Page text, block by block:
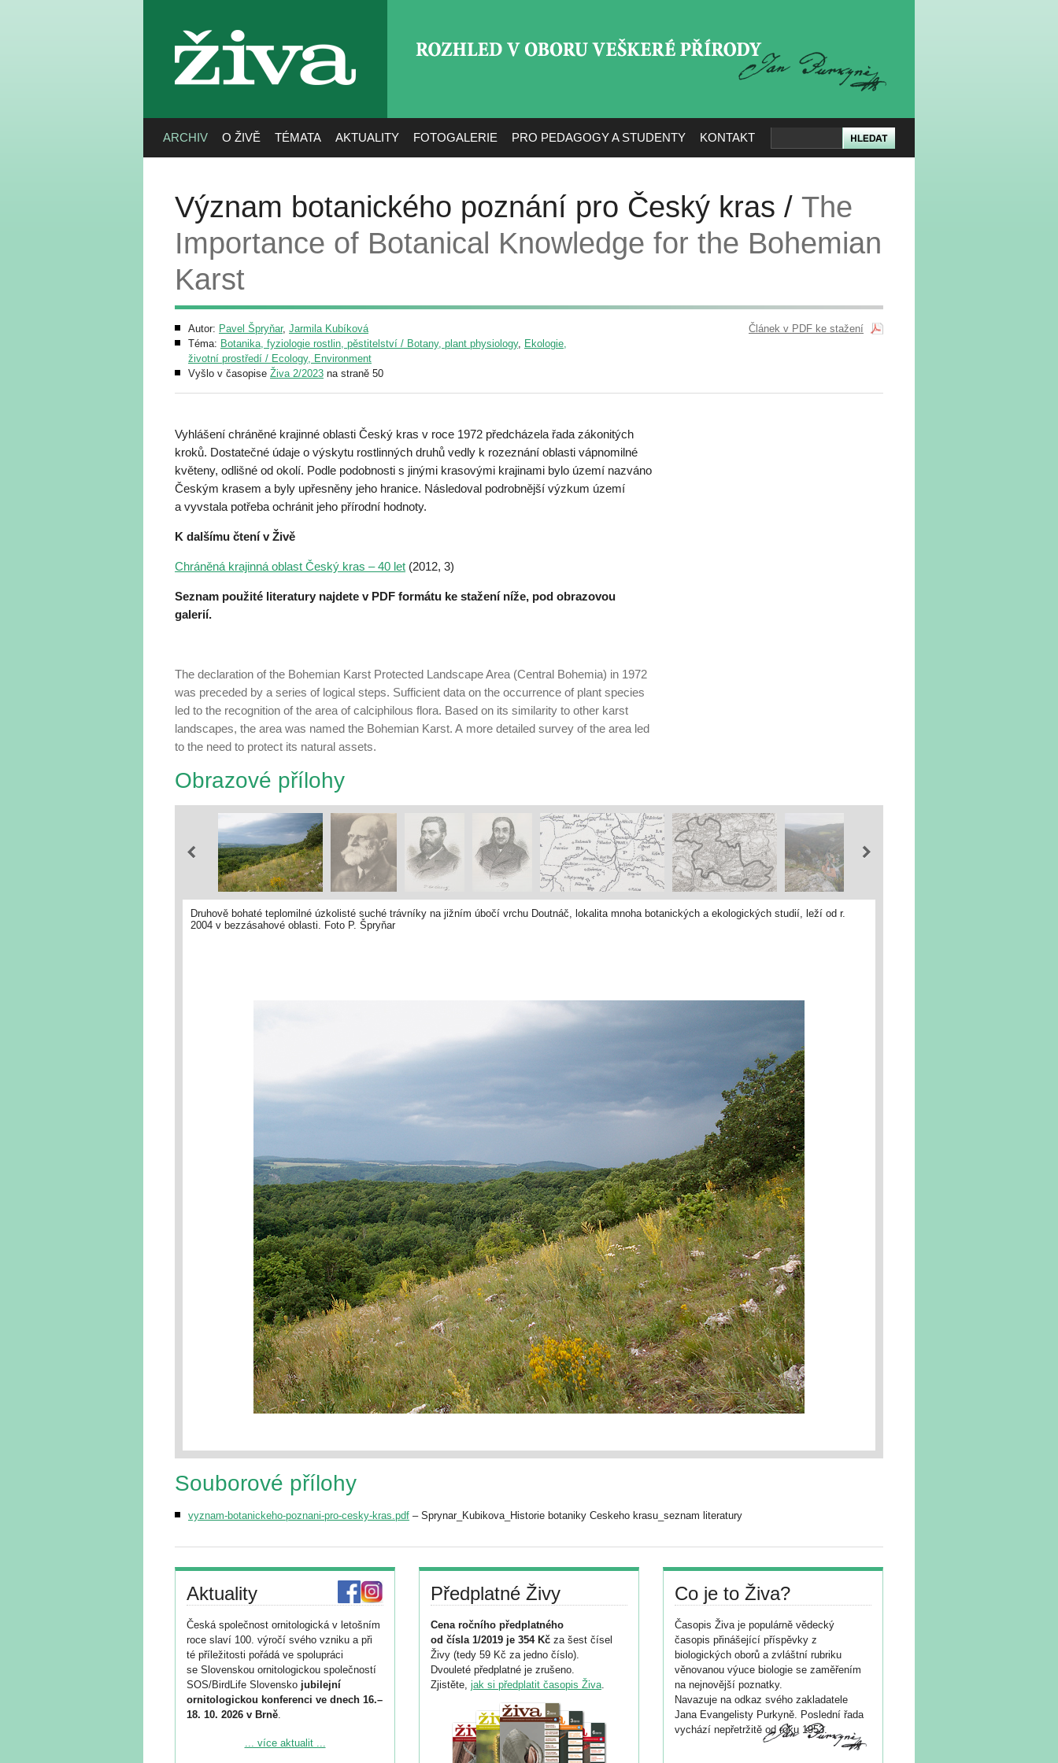
živa
ARCHIV O ŽIVĚ TÉMATA AKTUALITY FOTOGALERIE PRO PEDAGOGY A STUDENTY KONTAKT
Význam botanického poznání pro Český kras / The
Importance of Botanical Knowledge for the Bohemian
Karst
Autor: Pavel Špryňar, Jarmila Kubíková
Téma: Botanika, fyziologie rostlin, pěstitelství / Botany, plant physiology, Ekologie,
životní prostředí / Ecology, Environment
Vyšlo v časopise Živa 2/2023 na straně 50
Článek v PDF ke stažení
Vyhlášení chráněné krajinné oblasti Český kras v roce 1972 předcházela řada zákonitých
kroků. Dostatečné údaje o výskytu rostlinných druhů vedly k rozeznání oblasti vápnomilné
květeny, odlišné od okolí. Podle podobnosti s jinými krasovými krajinami bylo území nazváno
Českým krasem a byly upřesněny jeho hranice. Následoval podrobnější výzkum území
a vyvstala potřeba ochránit jeho přírodní hodnoty.
K dalšímu čtení v Živě
Chráněná krajinná oblast Český kras – 40 let (2012, 3)
Seznam použité literatury najdete v PDF formátu ke stažení níže, pod obrazovou
galerií.
The declaration of the Bohemian Karst Protected Landscape Area (Central Bohemia) in 1972
was preceded by a series of logical steps. Sufficient data on the occurrence of plant species
led to the recogni­tion of the area of calciphilous flora. Based on its similarity to other karst
landscapes, the area was named the Bohemian Karst. A more detailed survey of the area led
to the need to protect its natural assets.
Obrazové přílohy
Druhově bohaté teplomilné úzkolisté suché trávníky na jižním úbočí vrchu Doutnáč, lokalita mnoha botanických a ekologických studií, leží od r.
2004 v bezzásahové oblasti. Foto P. Špryňar
Souborové přílohy
vyznam-botanickeho-poznani-pro-cesky-kras.pdf – Sprynar_Kubikova_Historie botaniky Ceskeho krasu_seznam literatury
Aktuality
Česká společnost ornitologická v letošním
roce slaví 100. výročí svého vzniku a při
té příležitosti pořádá ve spolupráci
se Slovenskou ornitologickou společností
SOS/BirdLife Slovensko jubilejní
ornitologickou konferenci ve dnech 16.–
18. 10. 2026 v Brně.
Podrobnější informace ke konferenci
... více aktualit ...
Předplatné Živy
Cena ročního předplatného
od čísla 1/2019 je 354 Kč za šest čísel
Živy (tedy 59 Kč za jedno číslo).
Dvouleté předplatné je zrušeno.
Zjistěte, jak si předplatit časopis Živa.
Co je to Živa?
Časopis Živa je populárně vědecký
časopis přinášející příspěvky z
biologických oborů a zvláštní rubriku
věnovanou výuce biologie se zaměřením
na nejnovější poznatky.
Navazuje na odkaz svého zakladatele
Jana Evangelisty Purkyně. Poslední řada
vychází nepřetržitě od roku 1953.